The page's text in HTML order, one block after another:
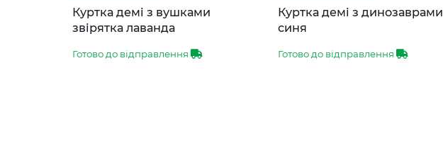
Куртка демі з вушками
звірятка лаванда
Готово до відправлення
Куртка демі з динозаврами
синя
Готово до відправлення